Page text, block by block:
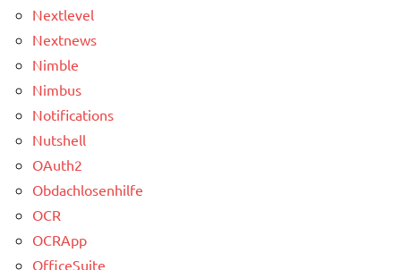
Nextlevel
Nextnews
Nimble
Nimbus
Notifications
Nutshell
OAuth2
Obdachlosenhilfe
OCR
OCRApp
OfficeSuite